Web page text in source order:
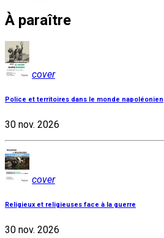
À paraître
cover
Police et territoires dans le monde napoléonien
30 nov. 2026
cover
Religieux et religieuses face à la guerre
30 nov. 2026